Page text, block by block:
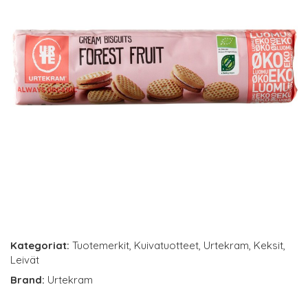
Kategoriat: Tuotemerkit, Kuivatuotteet, Urtekram, Keksit,
Leivät
Brand: Urtekram